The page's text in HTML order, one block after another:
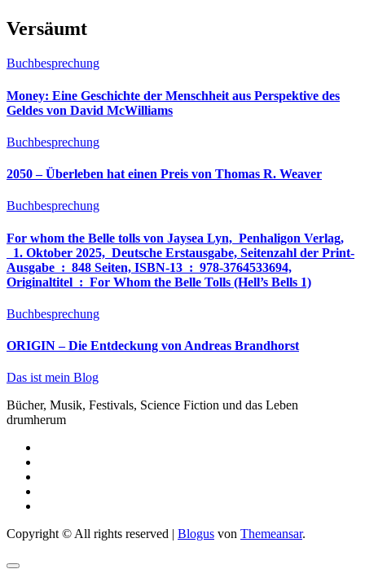
Versäumt
Buchbesprechung
Money: Eine Geschichte der Menschheit aus Perspektive des
Geldes von David McWilliams
Buchbesprechung
2050 – Überleben hat einen Preis von Thomas R. Weaver
Buchbesprechung
For whom the Belle tolls von Jaysea Lyn, ‎ Penhaligon Verlag,
‎ 1. Oktober 2025, ‎ Deutsche Erstausgabe, Seitenzahl der Print-
Ausgabe ‏ : ‎ 848 Seiten, ISBN-13 ‏ : ‎ 978-3764533694,
Originaltitel ‏ : ‎ For Whom the Belle Tolls (Hell’s Bells 1)
Buchbesprechung
ORIGIN – Die Entdeckung von Andreas Brandhorst
Das ist mein Blog
Bücher, Musik, Festivals, Science Fiction und das Leben
drumherum
Copyright © All rights reserved | Blogus von Themeansar.